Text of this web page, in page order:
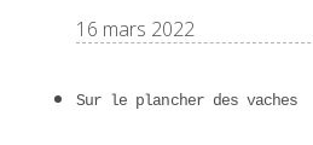
16 mars 2022
Sur le plancher des vaches